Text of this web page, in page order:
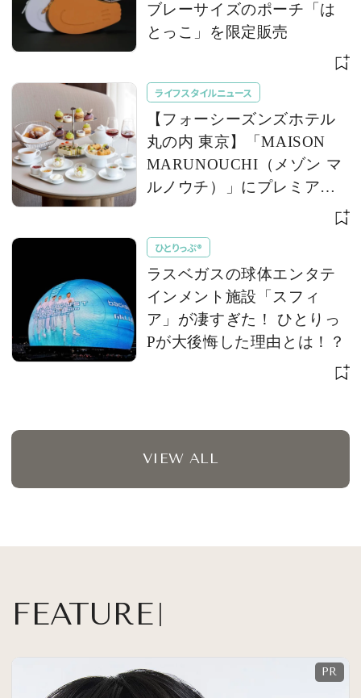
ブレーサイズのポーチ「は
とっこ」を限定販売
ライフスタイルニュース
【フォーシーズンズホテル
丸の内 東京】「MAISON
MARUNOUCHI（メゾン マ
ルノウチ）」にプレミアム
な葡萄を堪能する「巨峰＆
ヌーンティー」が登場
ひとりっぷ®
ラスベガスの球体エンタテ
インメント施設「スフィ
ア」が凄すぎた！ ひとりっ
Pが大後悔した理由とは！？
VIEW ALL
FEATURE